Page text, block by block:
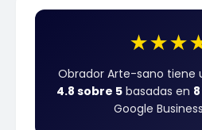
★★★
Obrador Arte-sano tiene
4.8 sobre 5basadas en
Google